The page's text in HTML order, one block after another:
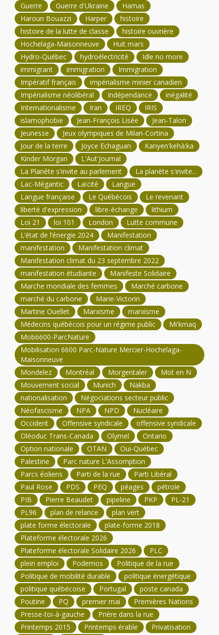
Guerre
Guerre d'Ukraine
Hamas
Haroun Bouazzi
Harper
histoire
histoire de la lutte de classe
histoire ouvrière
Hochelaga-Maisonneuve
Huit mars
Hydro-Québec
hydroélectricité
Idle no more
immigrant
immigration
Immigration
Impératif français
impérialisme minier canadien
Impérialisme néolibéral
Indépendance
inégalité
Internationalisme
Iran IREQ
IRIS
islamophobie
Jean-François Lisée
Jean-Talon
Jeunesse
Jeux olympiques de Milan-Cortina
Jour de la terre
Joyce Echaguan
Kanyen'kehà:ka
Kinder Morgan
L'Aut'Journal
La Planète s'invite au parlement
La planète s'invite...
Lac-Mégantic
Laïcité
Langue
Langue française
Le Québécois
Le revenant
liberté d'expression
libre-échange
lithium
Loi 21
loi 101 London
Lutte commune
L’état de l’énergie 2024
Manifestation
manifestation
Manifestation climat
Manifestation climat du 23 septembre 2022
manifestation étudiante
Manifeste Solidaire
Marche mondiale des femmes
Marché carbone
marché du carbone
Marie-Victorin
Martine Ouellet
Marxisme
marxisme
Médecins québécois pour un régime public
Mi'kmaq
Mob6600-ParcNature
Mobilisation 6600 Parc-Nature Mercier-Hochelaga-
Maisonneuve
Mondelez
Montréal Morgentaler
Mot en N
Mouvement social
Munich
Nakba
nationalisation
Négociations secteur public
Néofascisme
NPA NPD
Nucléaire
Occident
Offensive syndicale
offensive syndicale
Oléoduc Trans-Canada
Olymel
Ontario
Option nationale
OTAN
Oui-Québec
Palestine
Parc nature L'Assomption
Parcs éoliens
Parti de la rue
Parti Libéral
Paul Rose
PDS PEQ péages
pétrole
PIB
Pierre Beaudet pipeline PKP
PL-21
PL96
plan de relance
plan vert
plate forme électorale
plate-forme 2018
Plateforme électorale 2026
Plateforme électorale Solidaire 2026
PLC
plein emploi
Podemos
Politique de la rue
Politique de mobilité durable
politique énergétique
politique québécoise
Portugal
poste canada
Poutine
PQ premier mai
Premières Nations
Presse-toi-à-gauche
Prière dans la rue
Printemps 2015
Printemps érable
Privatisation